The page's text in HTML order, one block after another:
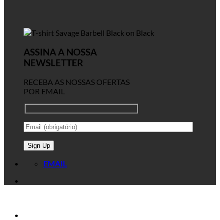
ASSINA A NOSSA
NEWSLETTER
RECEBA AS NOSSAS OFERTAS
POR EMAIL
EMAIL